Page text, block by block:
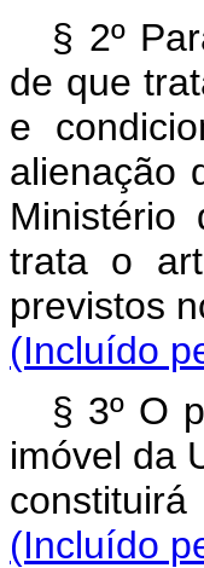
§ 2º
de que
e
alienação
Ministério
trata o
previstos
(Incluído
§ 3º O
imóvel da
(Incluído